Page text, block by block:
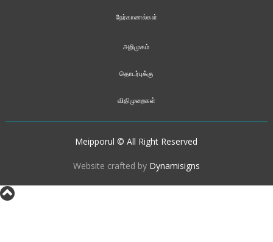
நேர்காணல்கள்
அறிமுகம்
தொடர்புக்கு
விதிமுறைகள்
Meipporul © All Right Reserved
Website crafted by Dynamisigns